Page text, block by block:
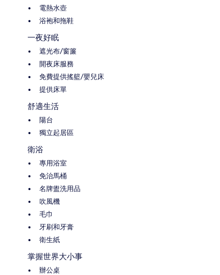
電熱水壺
浴袍和拖鞋
一夜好眠
遮光布/窗簾
開夜床服務
免費提供搖籃/嬰兒床
提供床單
舒適生活
陽台
獨立起居區
衛浴
專用浴室
免治馬桶
名牌盥洗用品
吹風機
毛巾
牙刷和牙膏
衛生紙
掌握世界大小事
辦公桌